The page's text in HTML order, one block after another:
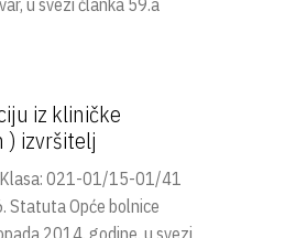
u svezi članka 59.a
iz kliničke
) izvršitelj
Klasa: 021-01/15-01/41
Statuta Opće bolnice
2014. godine, u svezi